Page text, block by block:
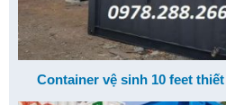
Container vệ sinh 10 feet